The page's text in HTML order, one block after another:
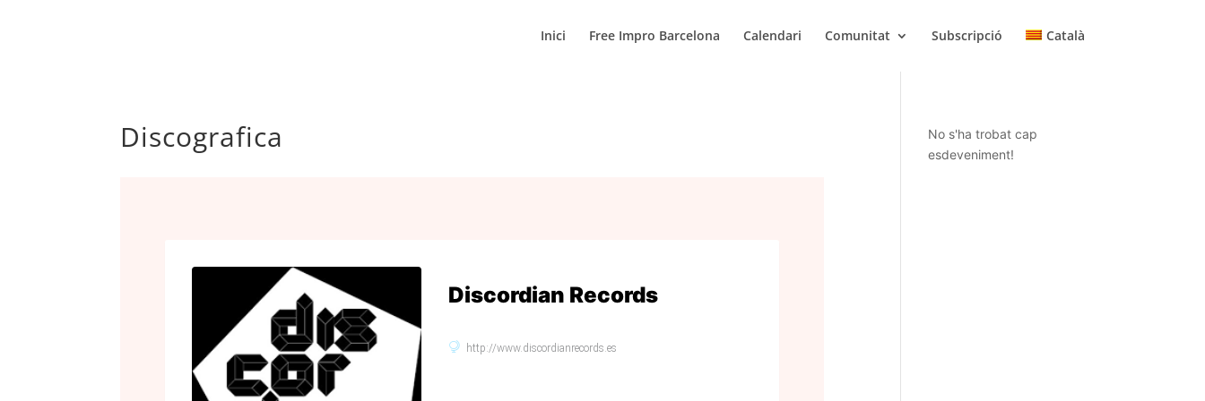
Inici Free Impro Barcelona Calendari Comunitat Subscripció Català
Discografica
Discordian Records
http://www.discordianrecords.es
No s'ha trobat cap
esdeveniment!